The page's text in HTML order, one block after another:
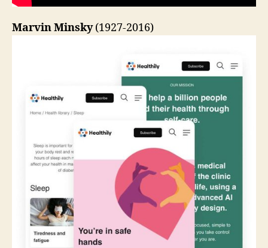
Marvin Minsky(1927-2016)